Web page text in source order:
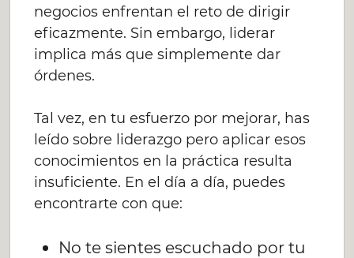
negocios enfrentan el reto de dirigir
eficazmente. Sin embargo, liderar
implica más que simplemente dar
órdenes.
Tal vez, en tu esfuerzo por mejorar, has
leído sobre liderazgo pero aplicar esos
conocimientos en la práctica resulta
insuficiente. En el día a día, puedes
encontrarte con que:
No te sientes escuchado por tu